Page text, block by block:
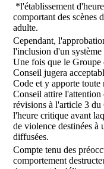
*l'établissement
comportant des scènes
adulte.
Cependant,
l'inclusion d'un système
Une fois que le Groupe
Conseil jugera
Code et y apporte toute
Conseil attire
révisions à l'article 3
l'heure critique avant
de violence destinées à
diffusées.
Compte tenu des
comportement